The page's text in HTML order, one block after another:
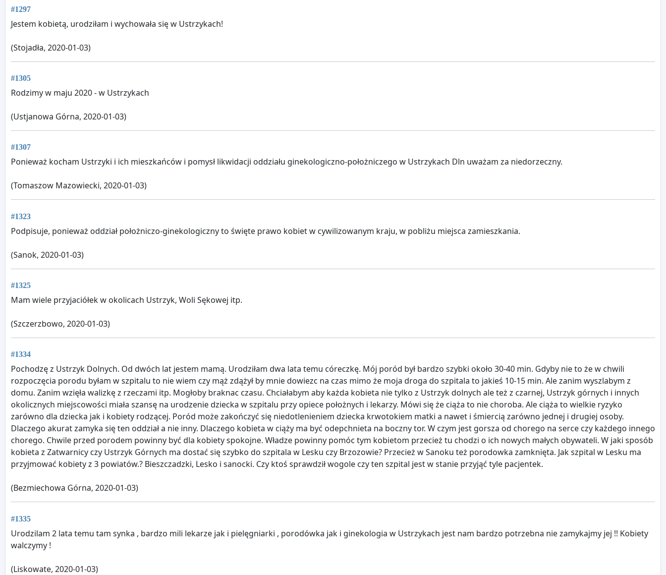
#1297
Jestem kobietą, urodziłam i wychowała się w Ustrzykach!
(Stojadła, 2020-01-03)
#1305
Rodzimy w maju 2020 - w Ustrzykach
(Ustjanowa Górna, 2020-01-03)
#1307
Ponieważ kocham Ustrzyki i ich mieszkańców i pomysł likwidacji oddziału ginekologiczno-położniczego w Ustrzykach Dln uważam za niedorzeczny.
(Tomaszow Mazowiecki, 2020-01-03)
#1323
Podpisuje, ponieważ oddział położniczo-ginekologiczny to święte prawo kobiet w cywilizowanym kraju, w pobliżu miejsca zamieszkania.
(Sanok, 2020-01-03)
#1325
Mam wiele przyjaciółek w okolicach Ustrzyk, Woli Sękowej itp.
(Szczerzbowo, 2020-01-03)
#1334
Pochodzę z Ustrzyk Dolnych. Od dwóch lat jestem mamą. Urodziłam dwa lata temu córeczkę. Mój poród był bardzo szybki około 30-40 min. Gdyby nie to że w chwili
rozpoczęcia porodu byłam w szpitalu to nie wiem czy mąż zdążył by mnie dowiezc na czas mimo że moja droga do szpitala to jakieś 10-15 min. Ale zanim wyszlabym z
domu. Zanim wzięła walizkę z rzeczami itp. Mogłoby braknac czasu. Chciałabym aby każda kobieta nie tylko z Ustrzyk dolnych ale też z czarnej, Ustrzyk górnych i innych
okolicznych miejscowości miała szansę na urodzenie dziecka w szpitalu przy opiece położnych i lekarzy. Mówi się że ciąża to nie choroba. Ale ciąża to wielkie ryzyko
zarówno dla dziecka jak i kobiety rodzącej. Poród może zakończyć się niedotlenieniem dziecka krwotokiem matki a nawet i śmiercią zarówno jednej i drugiej osoby.
Dlaczego akurat zamyka się ten oddział a nie inny. Dlaczego kobieta w ciąży ma być odepchnieta na boczny tor. W czym jest gorsza od chorego na serce czy każdego innego
chorego. Chwile przed porodem powinny być dla kobiety spokojne. Władze powinny pomóc tym kobietom przecież tu chodzi o ich nowych małych obywateli. W jaki sposób
kobieta z Zatwarnicy czy Ustrzyk Górnych ma dostać się szybko do szpitala w Lesku czy Brzozowie? Przecież w Sanoku też porodowka zamknięta. Jak szpital w Lesku ma
przyjmować kobiety z 3 powiatów.? Bieszczadzki, Lesko i sanocki. Czy ktoś sprawdził wogole czy ten szpital jest w stanie przyjąć tyle pacjentek.
(Bezmiechowa Górna, 2020-01-03)
#1335
Urodzilam 2 lata temu tam synka , bardzo mili lekarze jak i pielęgniarki , porodówka jak i ginekologia w Ustrzykach jest nam bardzo potrzebna nie zamykajmy jej !! Kobiety
walczymy !
(Liskowate, 2020-01-03)